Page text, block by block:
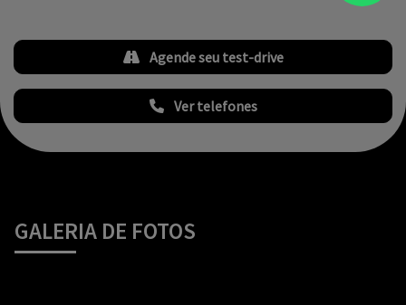
Ver telefones
Agende seu test-drive
GALERIA DE FOTOS